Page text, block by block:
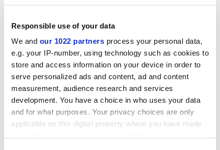
Responsible use of your data
We and our 1022 partners process your personal data,
e.g. your IP-number, using technology such as cookies to
store and access information on your device in order to
serve personalized ads and content, ad and content
measurement, audience research and services
development. You have a choice in who uses your data
and for what purposes. Your privacy choices are only
applicable on this digital property where you have made
ARTESETA CAMOSCIO ARTESETA GRANATO RIGA